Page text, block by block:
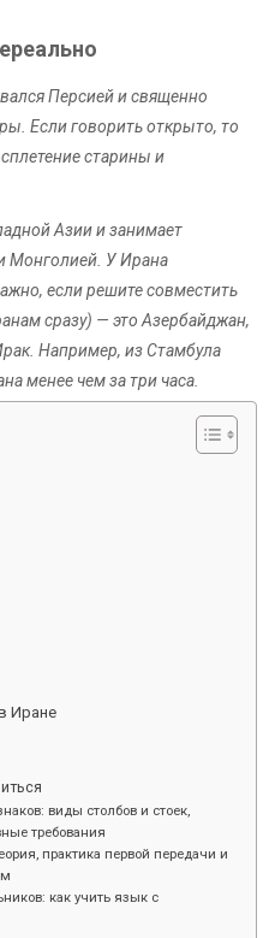
Персией и священно
Если говорить открыто, то
старины и
Азии и занимает
Монголией. У Ирана
если решите совместить
сразу) — это Азербайджан,
Например, из Стамбула
менее чем за три часа.
Иране
виды столбов и стоек,
требования
практика первой передачи и
как учить язык с